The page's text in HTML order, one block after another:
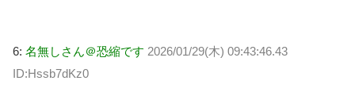
6: 名無しさん＠恐縮です 2026/01/29(木) 09:43:46.43
ID:Hssb7dKz0